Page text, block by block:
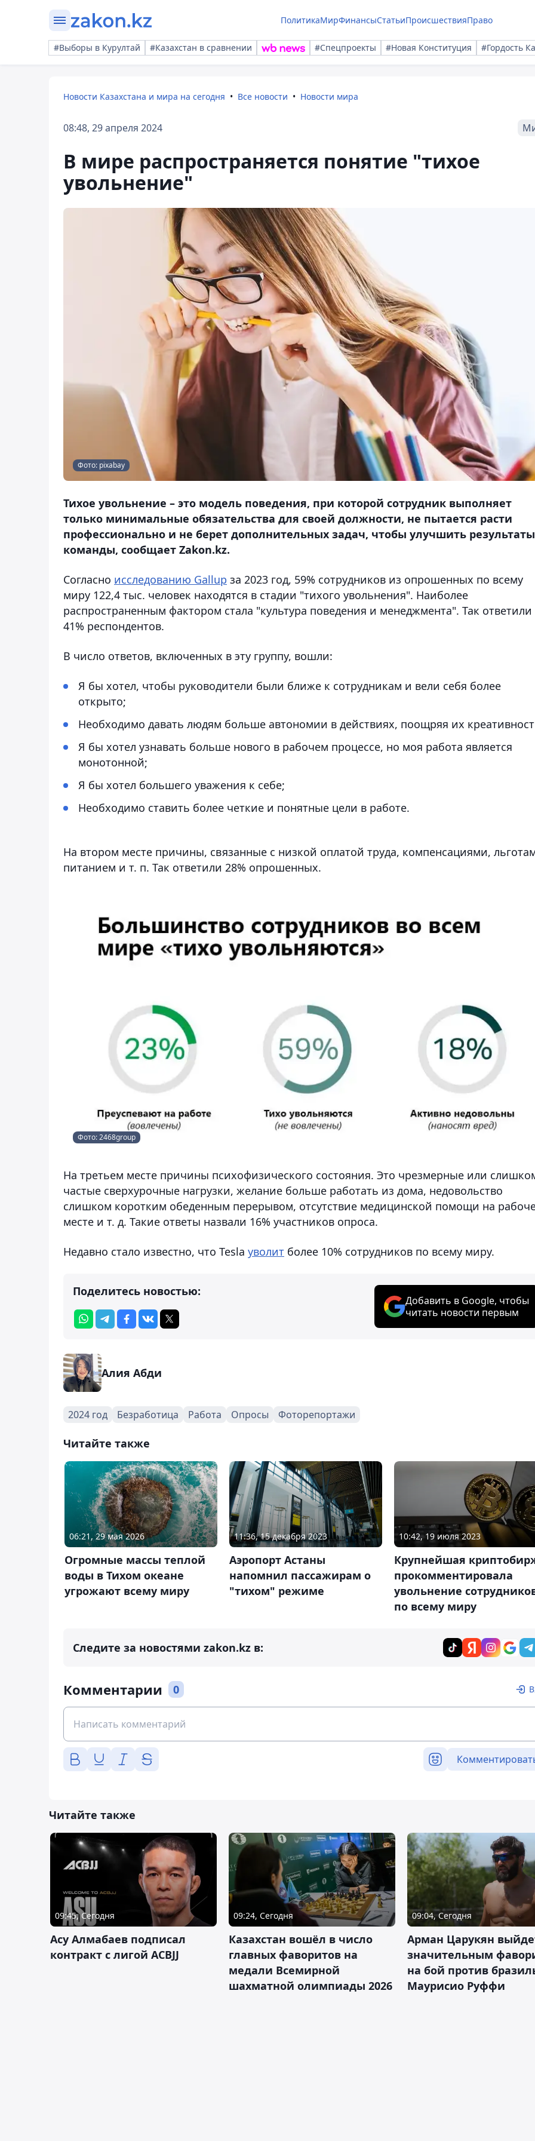
ПолитикаМирФинансыСтатьиПроисшествияПраво
#Выборы в Курултай #Казахстан в сравнении #Спецпроекты #Новая Конституция #Гордость
Новости Казахстана и мира на сегодня Все новости Новости мира
08:48, 29 апреля 2024
В мире распространяется понятие "тихое
увольнение"
Фото: pixabay
Тихое увольнение – это модель поведения, при которой сотрудник выполняет
только минимальные обязательства для своей должности, не пытается расти
профессионально и не берет дополнительных задач, чтобы улучшить результаты
команды, сообщает Zakon.kz.
Согласно исследованию Gallup за 2023 год, 59% сотрудников из опрошенных по всему
миру 122,4 тыс. человек находятся в стадии "тихого увольнения". Наиболее
распространенным фактором стала "культура поведения и менеджмента". Так ответили
41% респондентов.
В число ответов, включенных в эту группу, вошли:
Я бы хотел, чтобы руководители были ближе к сотрудникам и вели себя более
открыто;
Необходимо давать людям больше автономии в действиях, поощряя их
Я бы хотел узнавать больше нового в рабочем процессе, но моя работа является
монотонной;
Я бы хотел большего уважения к себе;
Необходимо ставить более четкие и понятные цели в работе.
На втором месте причины, связанные с низкой оплатой труда, компенсациями,
питанием и т. п. Так ответили 28% опрошенных.
Фото: 2468group
На третьем месте причины психофизического состояния. Это чрезмерные или
частые сверхурочные нагрузки, желание больше работать из дома, недовольство
слишком коротким обеденным перерывом, отсутствие медицинской помощи на
месте и т. д. Такие ответы назвали 16% участников опроса.
Недавно стало известно, что Tesla уволит более 10% сотрудников по всему миру.
Поделитесь новостью:
Добавить в Google, чтобы
читать новости первым
Алия Абди
2024 год Безработица Работа Опросы Фоторепортажи
Читайте также
06:21, 29 мая 2026
Огромные массы теплой
воды в Тихом океане
угрожают всему миру
11:36, 15 декабря 2023
Аэропорт Астаны
напомнил пассажирам о
"тихом" режиме
10:42, 19 июля 2023
Крупнейшая
прокомментировала
увольнение
по всему миру
Следите за новостями zakon.kz в:
Комментарии 0
Читайте также
09:45, Сегодня
Асу Алмабаев подписал
контракт с лигой ACBJJ
09:24, Сегодня
Казахстан вошёл в число
главных фаворитов на
медали Всемирной
шахматной олимпиады 2026
09:04, Сегодня
Арман Царукян
значительным
на бой против
Маурисио Руффи